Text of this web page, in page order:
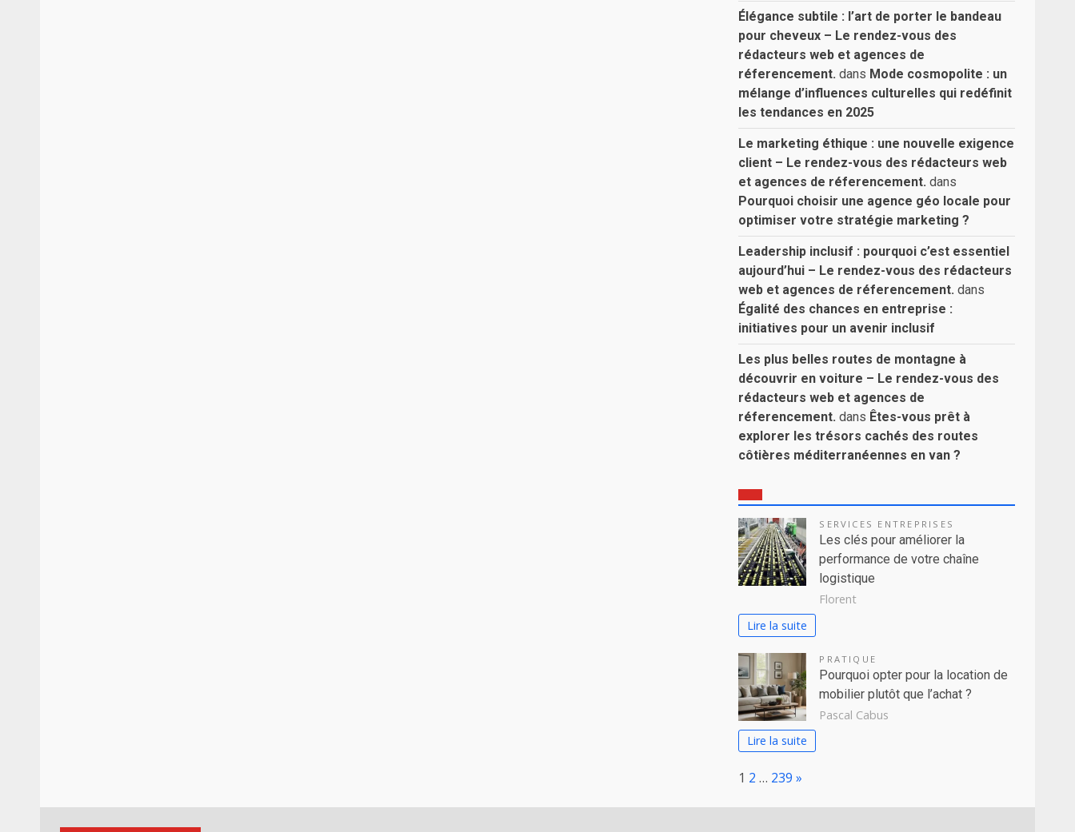
Élégance subtile : l’art de porter le bandeau
pour cheveux – Le rendez-vous des
rédacteurs web et agences de
réferencement. dans Mode cosmopolite : un
mélange d’influences culturelles qui redéfinit
les tendances en 2025
Le marketing éthique : une nouvelle exigence
client – Le rendez-vous des rédacteurs web
et agences de réferencement. dans
Pourquoi choisir une agence géo locale pour
optimiser votre stratégie marketing ?
Leadership inclusif : pourquoi c’est essentiel
aujourd’hui – Le rendez-vous des rédacteurs
web et agences de réferencement. dans
Égalité des chances en entreprise :
initiatives pour un avenir inclusif
Les plus belles routes de montagne à
découvrir en voiture – Le rendez-vous des
rédacteurs web et agences de
réferencement. dans Êtes-vous prêt à
explorer les trésors cachés des routes
côtières méditerranéennes en van ?
SERVICES ENTREPRISES
Les clés pour améliorer la
performance de votre chaîne
logistique
Florent
Lire la suite
PRATIQUE
Pourquoi opter pour la location de
mobilier plutôt que l’achat ?
Pascal Cabus
Lire la suite
Page:
1 2 … 239 Next
»